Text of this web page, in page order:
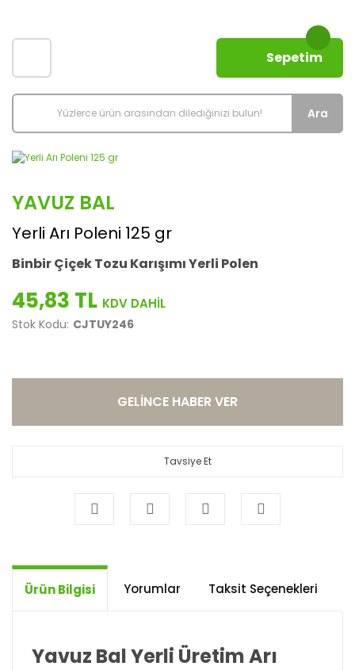
Ara
Sepetim
YAVUZ BAL
Yerli Arı Poleni 125 gr
Binbir Çiçek Tozu Karışımı Yerli Polen
45,83 TL
Stok Kodu: CJTUY246
GELİNCE HABER VER
Tavsiye Et
Ürün Bilgisi Yorumlar Taksit Seçenekleri
Yavuz Bal Yerli Üretim Arı